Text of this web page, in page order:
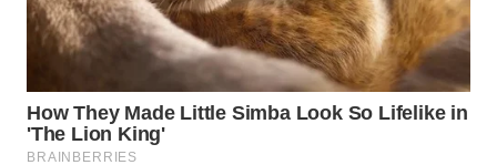
WN
MANDALIKA
WN
LIKUPANG